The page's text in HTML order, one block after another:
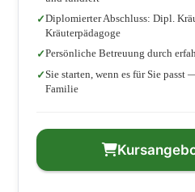
Diplomierter Abschluss: Dipl.
Kräuterpädagoge
Persönliche Betreuung durch
Sie starten, wenn es für Sie
Familie